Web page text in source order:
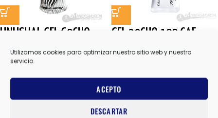
Utilizamos cookies para optimizar nuestro sitio web y nuestro
servicio.
ACEPTO
DESCARTAR
UNUSUAL GEL 60CHO
OFF CAF
GELES, SANTA MADRE
4,90
GEL 30CHO 100 CAF
SANTA MADRE
3,20€